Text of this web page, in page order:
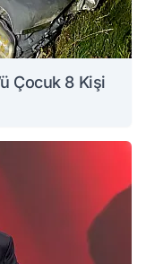
Çocuk 8 Kişi